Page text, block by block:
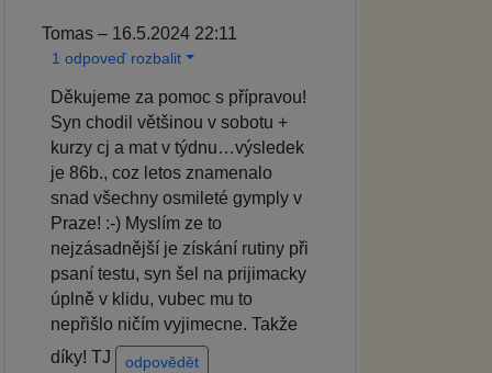
Tomas – 16.5.2024 22:11
1 odpoveď rozbalit
Děkujeme za pomoc s přípravou!
Syn chodil většinou v sobotu +
kurzy cj a mat v týdnu…výsledek
je 86b., coz letos znamenalo
snad všechny osmileté gymply v
Praze! :-) Myslím ze to
nejzásadnější je získání rutiny při
psaní testu, syn šel na prijimacky
úplně v klidu, vubec mu to
nepřišlo ničím vyjimecne. Takže
díky! TJ
odpovědět